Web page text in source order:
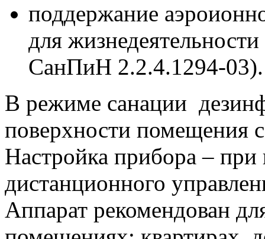
поддержание
для
СанПиН 2.2.4.1294-03).
В режиме санации
поверхности помещения
Настройка прибора –
дистанционного
Аппарат рекомендован